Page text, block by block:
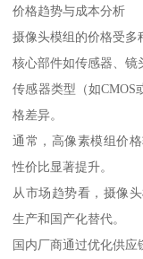
价格趋势与成本分析
摄像头模组的价格受多
核心部件如传感器、镜
传感器类型（如CMOS
格差异。
通常，高像素模组价
性价比显著提升。
从市场趋势看，摄像
生产和国产化替代。
国内厂商通过优化供应